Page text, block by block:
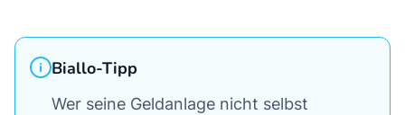
Biallo-Tipp
Wer seine Geldanlage nicht selbst